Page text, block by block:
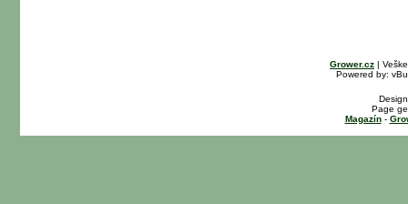
Grower.cz |
Powered by:
Page
Magazín-